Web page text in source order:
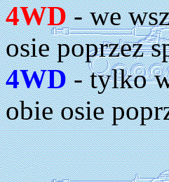
4WD- we
osie poprzez
4WD- tylko w
obie osie